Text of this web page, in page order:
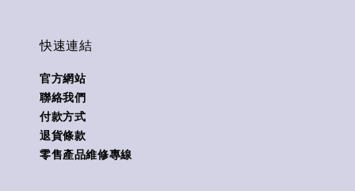
快速連結
官方網站
聯絡我們
付款方式
退貨條款
零售產品維修專線